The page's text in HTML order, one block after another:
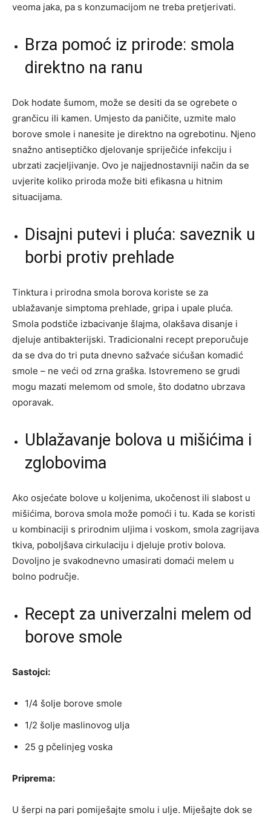
veoma jaka, pa s konzumacijom ne treba pretjerivati.
Brza pomoć iz prirode: smola
direktno na ranu
Dok hodate šumom, može se desiti da se ogrebete o
grančicu ili kamen. Umjesto da paničite, uzmite malo
borove smole i nanesite je direktno na ogrebotinu. Njeno
snažno antiseptičko djelovanje spriječiće infekciju i
ubrzati zacjeljivanje. Ovo je najjednostavniji način da se
uvjerite koliko priroda može biti efikasna u hitnim
situacijama.
Disajni putevi i pluća: saveznik u
borbi protiv prehlade
Tinktura i prirodna smola borova koriste se za
ublažavanje simptoma prehlade, gripa i upale pluća.
Smola podstiče izbacivanje šlajma, olakšava disanje i
djeluje antibakterijski. Tradicionalni recept preporučuje
da se dva do tri puta dnevno sažvaće sićušan komadić
smole – ne veći od zrna graška. Istovremeno se grudi
mogu mazati melemom od smole, što dodatno ubrzava
oporavak.
Ublažavanje bolova u mišićima i
zglobovima
Ako osjećate bolove u koljenima, ukočenost ili slabost u
mišićima, borova smola može pomoći i tu. Kada se koristi
u kombinaciji s prirodnim uljima i voskom, smola zagrijava
tkiva, poboljšava cirkulaciju i djeluje protiv bolova.
Dovoljno je svakodnevno umasirati domaći melem u
bolno područje.
Recept za univerzalni melem od
borove smole
Sastojci:
1/4 šolje borove smole
1/2 šolje maslinovog ulja
25 g pčelinjeg voska
Priprema:
U šerpi na pari pomiješajte smolu i ulje. Miješajte dok se